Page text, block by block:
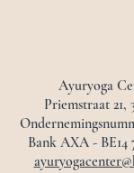
Ayuryoga
Priemstraat 21,
Bank AXA - BE14